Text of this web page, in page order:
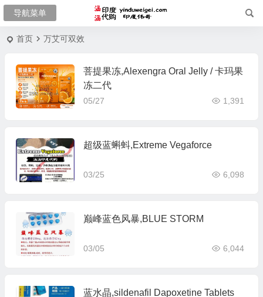
首页 万艾可双效
菩提果冻,Alexengra Oral Jelly / 卡玛果
冻二代
05/27 1,391
超级蓝蝌蚪,Extreme Vegaforce
03/25 6,098
巅峰蓝色风暴,BLUE STORM
03/05 6,044
蓝水晶,sildenafil Dapoxetine Tablets